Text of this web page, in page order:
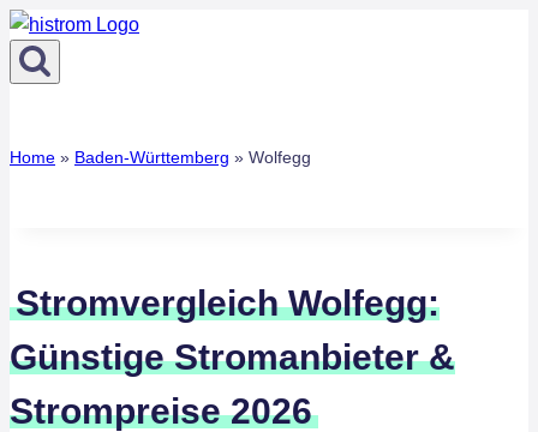
Zum
Inhalt
springen
Home » Baden-Württemberg » Wolfegg
Stromvergleich Wolfegg:
Günstige Stromanbieter &
Strompreise 2026